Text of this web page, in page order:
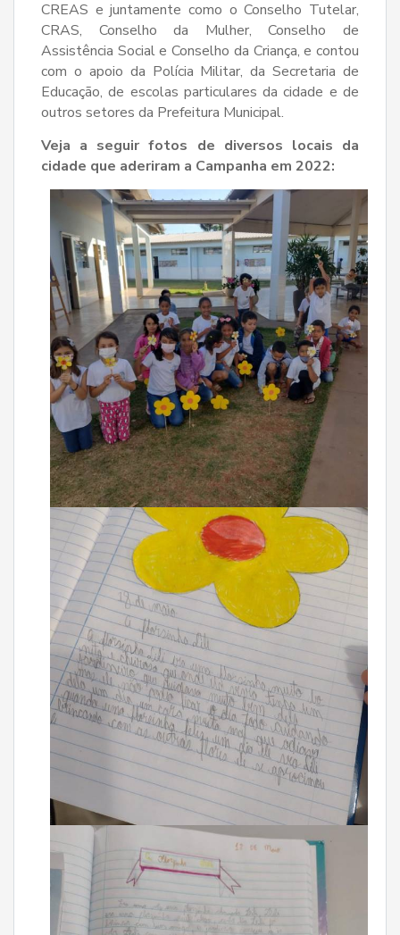
CREAS e juntamente como o Conselho Tutelar,
CRAS, Conselho da Mulher, Conselho de
Assistência Social e Conselho da Criança, e contou
com o apoio da Polícia Militar, da Secretaria de
Educação, de escolas particulares da cidade e de
outros setores da Prefeitura Municipal.
Veja a seguir fotos de diversos locais da
cidade que aderiram a Campanha em 2022: